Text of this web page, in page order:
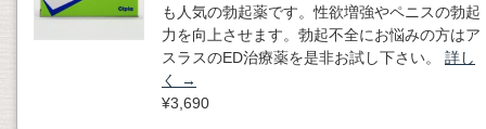
も人気の勃起薬です。性欲増強やペニスの勃起
力を向上させます。勃起不全にお悩みの方はア
スラスのED治療薬を是非お試し下さい。 詳し
く
→
¥3,690